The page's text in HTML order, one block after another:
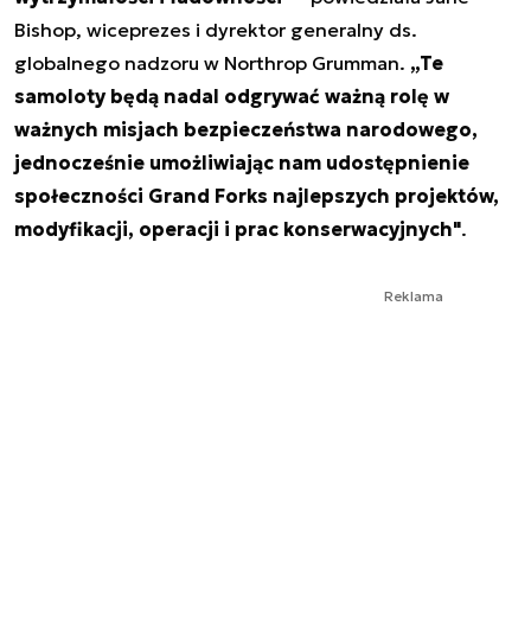
Bishop, wiceprezes i dyrektor generalny ds.
globalnego nadzoru w Northrop Grumman. „Te
samoloty będą nadal odgrywać ważną rolę w
ważnych misjach bezpieczeństwa narodowego,
jednocześnie umożliwiając nam udostępnienie
społeczności Grand Forks najlepszych projektów,
modyfikacji, operacji i prac konserwacyjnych".
Reklama